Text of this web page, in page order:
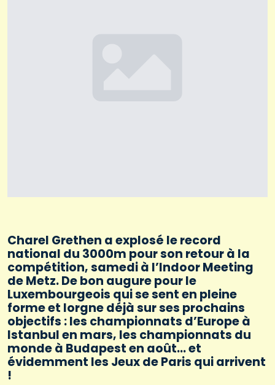
Charel Grethen a explosé le record
national du 3000m pour son retour à la
compétition, samedi à l’Indoor Meeting
de Metz. De bon augure pour le
Luxembourgeois qui se sent en pleine
forme et lorgne déjà sur ses prochains
objectifs : les championnats d’Europe à
Istanbul en mars, les championnats du
monde à Budapest en août… et
évidemment les Jeux de Paris qui arrivent
!